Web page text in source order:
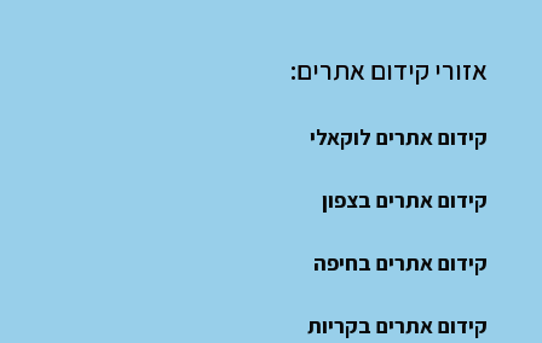
אזורי קידום אתרים:
קידום אתרים לוקאלי
קידום אתרים בצפון
קידום אתרים בחיפה
קידום אתרים בקריות